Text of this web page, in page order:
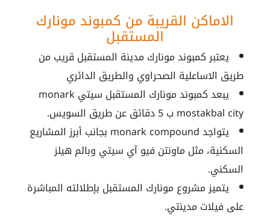
الاماكن القريبة من كمبوند مونارك
المستقبل
يعتبركمبوند مونارك مدينة المستقبل قريب من
طريق الاساعلية الصحراوي والطريق الدائري
يبعد كمبوند مونارك المستقبل سيتيmonark
mostakbal city ب 5 دقائق عن طريق السويس.
يتواجدmonark compound بجانب أبرز المشاريع
السكنية، مثل ماونتن فيو آي سيتي وبالم هيلز
السكني.
يتميزمشروع مونارك المستقبل بإطلالته المباشرة
على فيلات مدينتي.